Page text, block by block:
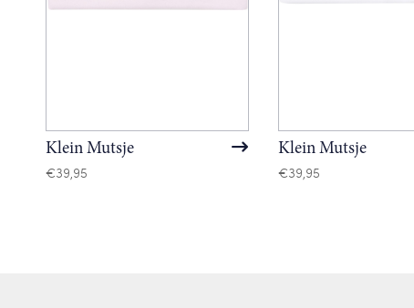
Klein Mutsje
€39,95
Klein Mutsje
€39,95